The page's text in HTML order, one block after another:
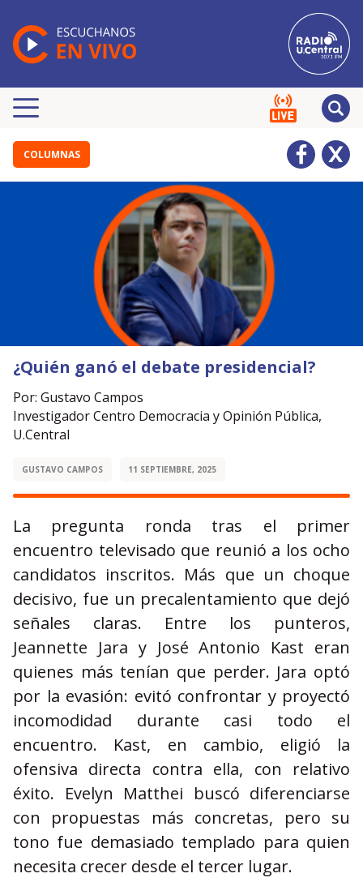
COLUMNAS
¿Quién ganó el debate presidencial?
Por: Gustavo Campos
Investigador Centro Democracia y Opinión Pública,
U.Central
GUSTAVO CAMPOS 11 SEPTIEMBRE, 2025
La pregunta ronda tras el primer
encuentro televisado que reunió a los ocho
candidatos inscritos. Más que un choque
decisivo, fue un precalentamiento que dejó
señales claras. Entre los punteros,
Jeannette Jara y José Antonio Kast eran
quienes más tenían que perder. Jara optó
por la evasión: evitó confrontar y proyectó
incomodidad durante casi todo el
encuentro. Kast, en cambio, eligió la
ofensiva directa contra ella, con relativo
éxito. Evelyn Matthei buscó diferenciarse
con propuestas más concretas, pero su
tono fue demasiado templado para quien
necesita crecer desde el tercer lugar.